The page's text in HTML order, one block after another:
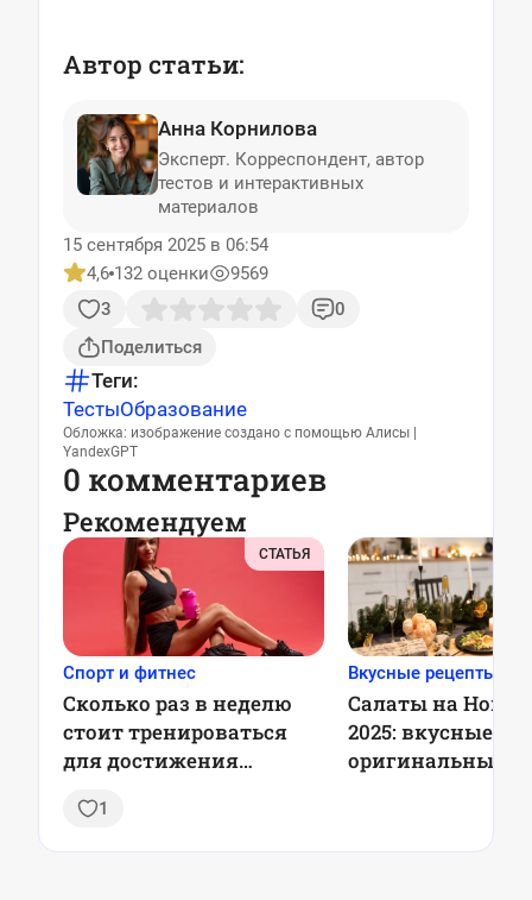
Автор статьи:
Анна Корнилова
Эксперт. Корреспондент, автор
тестов и интерактивных
материалов
15 сентября 2025 в 06:54
4,6 132 оценки
9569
3
0
Поделиться
Теги:
ТестыОбразование
Обложка: изображение создано с помощью Алисы |
YandexGPT
0 комментариев
Рекомендуем
СТАТЬЯ
Спорт и фитнес
Сколько раз в неделю
стоит тренироваться
для достижения
рекомендации ученых
1
Вкусные рецепты
Салаты на
2025: вкусные и
оригинальные